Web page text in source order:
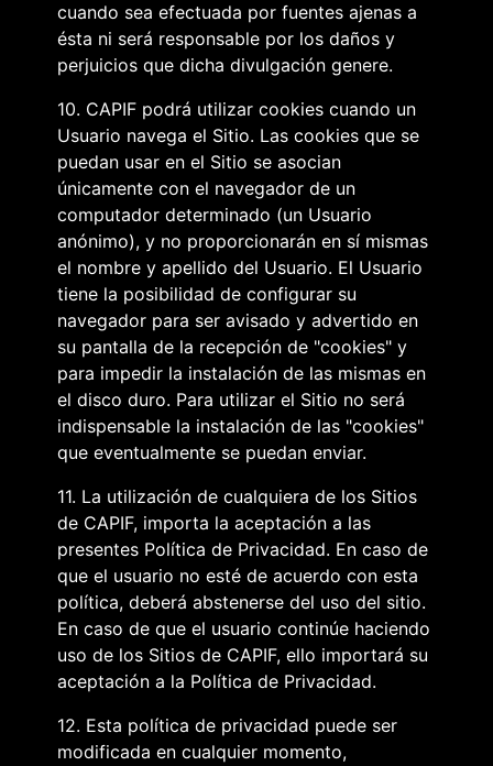
cuando sea efectuada por fuentes ajenas a
ésta ni será responsable por los daños y
perjuicios que dicha divulgación genere.
10. CAPIF podrá utilizar cookies cuando un
Usuario navega el Sitio. Las cookies que se
puedan usar en el Sitio se asocian
únicamente con el navegador de un
computador determinado (un Usuario
anónimo), y no proporcionarán en sí mismas
el nombre y apellido del Usuario. El Usuario
tiene la posibilidad de configurar su
navegador para ser avisado y advertido en
su pantalla de la recepción de "cookies" y
para impedir la instalación de las mismas en
el disco duro. Para utilizar el Sitio no será
indispensable la instalación de las "cookies"
que eventualmente se puedan enviar.
11. La utilización de cualquiera de los Sitios
de CAPIF, importa la aceptación a las
presentes Política de Privacidad. En caso de
que el usuario no esté de acuerdo con esta
política, deberá abstenerse del uso del sitio.
En caso de que el usuario continúe haciendo
uso de los Sitios de CAPIF, ello importará su
aceptación a la Política de Privacidad.
12. Esta política de privacidad puede ser
modificada en cualquier momento,